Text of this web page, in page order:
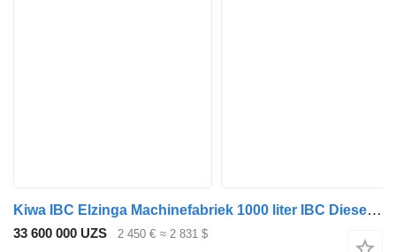
Kiwa IBC Elzinga Machinefabriek 1000 liter IBC Dieseltank met handpom
33 600 000 UZS 2 450 € ≈ 2 831 $